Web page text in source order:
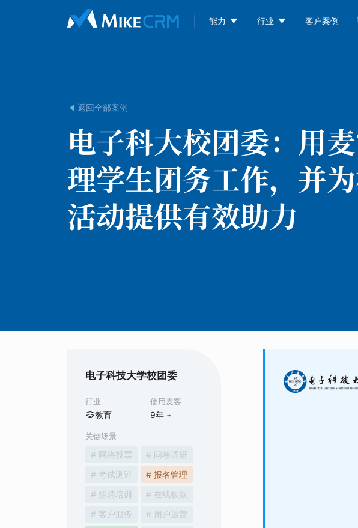
能力  行业  客户案例
 返回全部案例
电子科大校团委： 用
理学生团务工作，并
活动提供有效助力
电子科技大学校团委
行业
教育
使用麦客
9年 +
关键场景
# 网络投票
# 问卷调研
# 考试测评
# 报名管理
# 招聘培训
# 在线收款
# 客户服务
# 用户运营